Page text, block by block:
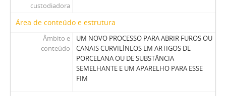
custodiadora
Área de conteúdo e estrutura
Âmbito e
conteúdo
UM NOVO PROCESSO PARA ABRIR FUROS OU
CANAIS CURVILÍNEOS EM ARTIGOS DE
PORCELANA OU DE SUBSTÂNCIA
SEMELHANTE E UM APARELHO PARA ESSE
FIM